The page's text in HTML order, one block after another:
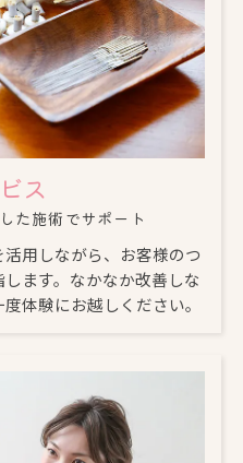
ス
た施術でサポート
用しながら、お客様のつ
ます。なかなか改善しな
体験にお越しください。